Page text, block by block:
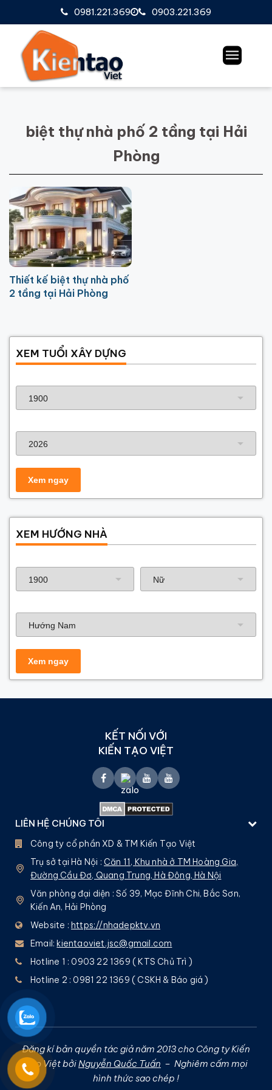
0903.221.369
0981.221.369
biệt thự nhà phố 2 tầng tại Hải
Phòng
Thiết kế biệt thự nhà phố
2 tầng tại Hải Phòng
XEM TUỔI XÂY DỰNG
XEM HƯỚNG NHÀ
KẾT NỐI VỚI
KIẾN TẠO VIỆT
LIÊN HỆ CHÚNG TÔI
Công ty cổ phần XD & TM Kiến Tạo Việt
Trụ sở tại Hà Nội : Căn 11, Khu nhà ở TM Hoàng Gia,
Đường Cầu Đơ, Quang Trung, Hà Đông, Hà Nội
Văn phòng đại diện : Số 39, Mạc Đĩnh Chi, Bắc Sơn,
Kiến An, Hải Phòng
Website : https://nhadepktv.vn
Email:kientaoviet.jsc@gmail.com
Hotline 1 : 0903 22 1369 ( KTS Chủ Trì )
Hotline 2 : 0981 22 1369 ( CSKH & Báo giá )
Đăng kí bản quyền tác giả năm 2013 cho Công ty Kiến
Tạo Việt bởiNguyễn Quốc Tuấn – Nghiêm cấm mọi
hình thức sao chép !